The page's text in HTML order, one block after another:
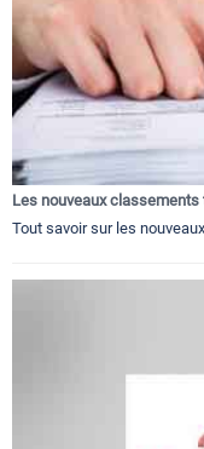
Les nouveaux
Tout savoir sur les